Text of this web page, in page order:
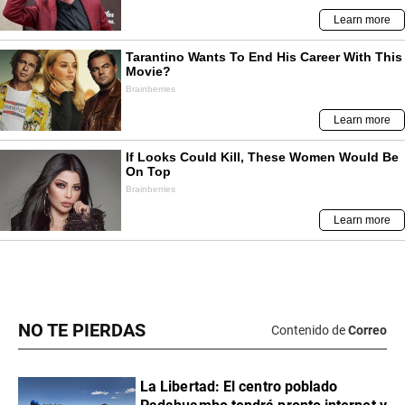
NO TE PIERDAS Contenido deCorreo
La Libertad: El centro poblado